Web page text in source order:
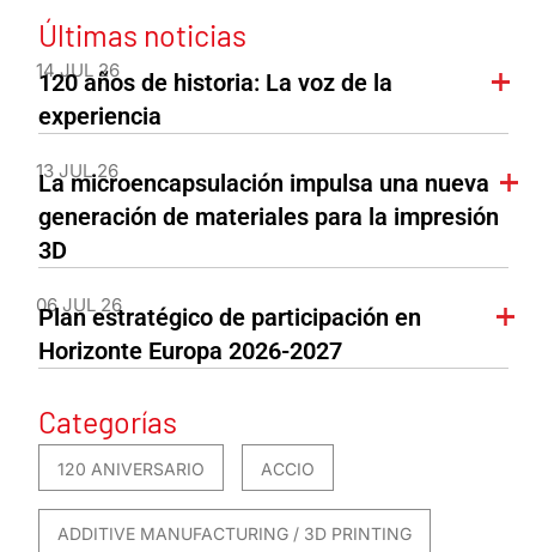
Últimas noticias
14 JUL 26
120 años de historia: La voz de la
experiencia
13 JUL 26
La microencapsulación impulsa una nueva
generación de materiales para la impresión
3D
06 JUL 26
Plan estratégico de participación en
Horizonte Europa 2026-2027
Categorías
120 ANIVERSARIO ACCIO
ADDITIVE MANUFACTURING / 3D PRINTING